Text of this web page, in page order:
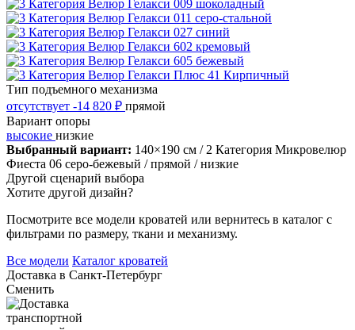
Тип подъемного механизма
отсутствует -14 820 ₽ прямой
Вариант опоры
высокие низкие
Выбранный вариант: 140×190 см / 2 Категория Микровелюр
Фиеста 06 серо-бежевый / прямой / низкие
Другой сценарий выбора
Хотите другой дизайн?
Посмотрите все модели кроватей или вернитесь в каталог с
фильтрами по размеру, ткани и механизму.
Все модели Каталог кроватей
Доставка в Санкт-Петербург
Сменить